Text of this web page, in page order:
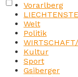
Vorarlberg
Welt
Politik
Kultur
Sport
Gsiberger